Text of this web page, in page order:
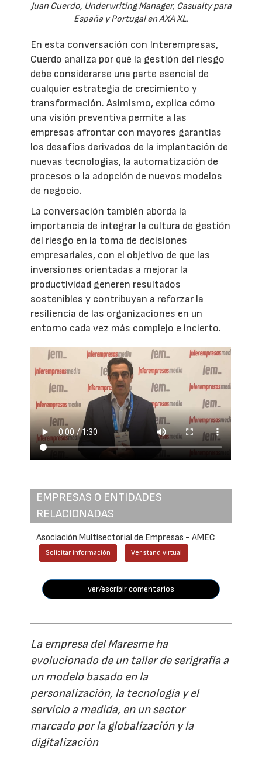
Juan Cuerdo, Underwriting Manager, Casualty para
España y Portugal en AXA XL.
En esta conversación con Interempresas,
Cuerdo analiza por qué la gestión del riesgo
debe considerarse una parte esencial de
cualquier estrategia de crecimiento y
transformación. Asimismo, explica cómo
una visión preventiva permite a las
empresas afrontar con mayores garantías
los desafíos derivados de la implantación de
nuevas tecnologías, la automatización de
procesos o la adopción de nuevos modelos
de negocio.
La conversación también aborda la
importancia de integrar la cultura de gestión
del riesgo en la toma de decisiones
empresariales, con el objetivo de que las
inversiones orientadas a mejorar la
productividad generen resultados
sostenibles y contribuyan a reforzar la
resiliencia de las organizaciones en un
entorno cada vez más complejo e incierto.
EMPRESAS O ENTIDADES
RELACIONADAS
Asociación Multisectorial de Empresas - AMEC
Solicitar información Ver stand virtual
ver/escribir comentarios
La empresa del Maresme ha
evolucionado de un taller de serigrafía a
un modelo basado en la
personalización, la tecnología y el
servicio a medida, en un sector
marcado por la globalización y la
digitalización